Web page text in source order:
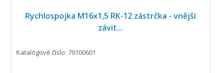
Rychlospojka M16x1,5 RK-12 zástrčka - vnější
závit...
Katalógové číslo: 79100601